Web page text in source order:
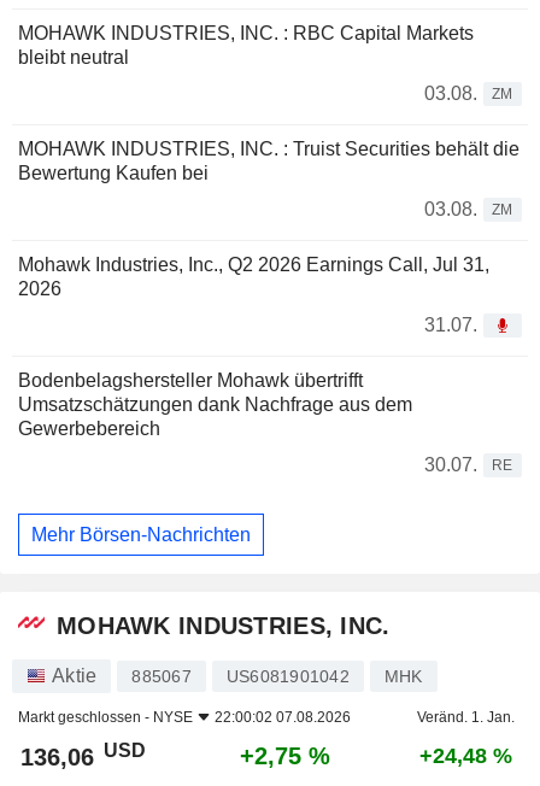
MOHAWK INDUSTRIES, INC. : RBC Capital Markets
bleibt neutral
03.08.
ZM
MOHAWK INDUSTRIES, INC. : Truist Securities behält die
Bewertung Kaufen bei
03.08.
ZM
Mohawk Industries, Inc., Q2 2026 Earnings Call, Jul 31,
2026
31.07.
Bodenbelagshersteller Mohawk übertrifft
Umsatzschätzungen dank Nachfrage aus dem
Gewerbebereich
30.07.
RE
Mehr Börsen-Nachrichten
MOHAWK INDUSTRIES, INC.
Aktie 885067 US6081901042 MHK
Markt geschlossen - NYSE 22:00:02 07.08.2026 Veränd. 1. Jan.
136,06 USD +2,75 % +24,48 %